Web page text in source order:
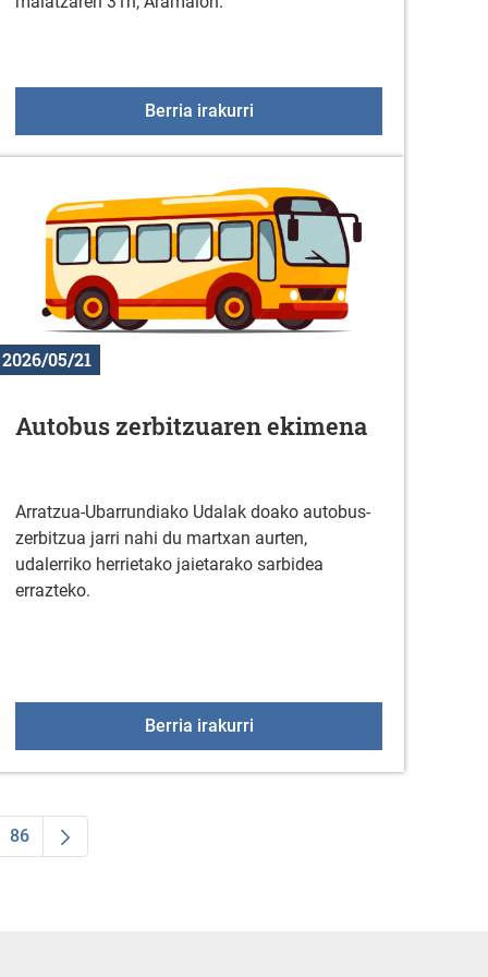
zerbitzua Berria irakurriGorbeialdea Musikaz Blai
2026/05/21
Autobus zerbitzuaren ekimena
Arratzua-Ubarrundiako Udalak doako autobus-
zerbitzua jarri nahi du martxan aurten,
udalerriko herrietako jaietarako sarbidea
errazteko.
Berria irakurriAutobus zerbitzuaren
to navigate.
Pages Use TAB to navigate.
Orrialdea
86